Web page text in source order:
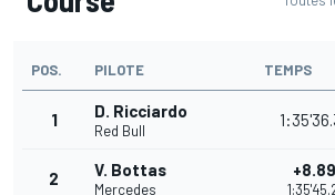
POS. PILOTE TEMPS
1 D. Ricciardo
Red Bull
2 V. Bottas
Mercedes